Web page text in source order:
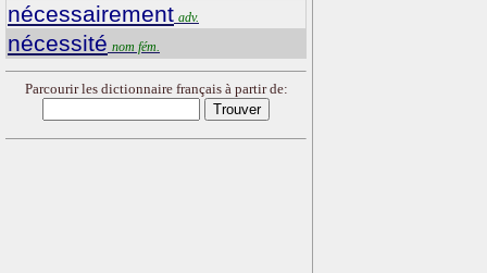
nécessairement adv.
nécessité nom fém.
Parcourir les dictionnaire français à partir de: